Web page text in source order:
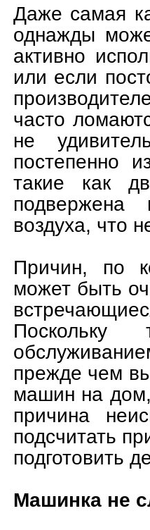
Даже самая
однажды
активно
или если
часто
не
постепенно
такие как
подвержена
воздуха, что
Причин, по
может быть
прежде чем
машин на
причина
подсчитать
подготовить
Машинка не